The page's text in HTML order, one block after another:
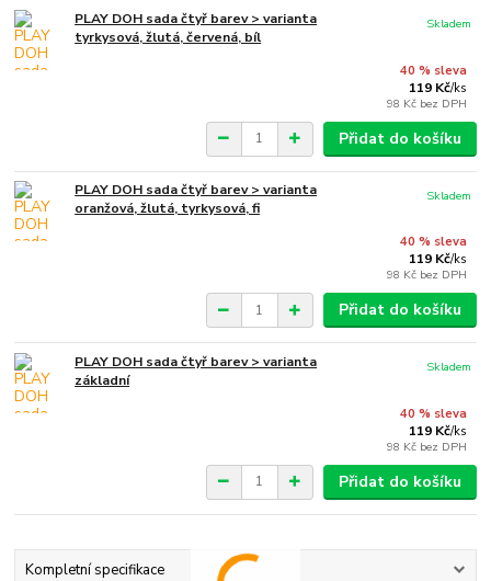
PLAY DOH sada čtyř barev > varianta
tyrkysová, žlutá, červená, bíl
40 % sleva
119 Kč/ks
98 Kč bez DPH
Skladem
Přidat do košíku
PLAY DOH sada čtyř barev > varianta
oranžová, žlutá, tyrkysová, fi
40 % sleva
119 Kč/ks
98 Kč bez DPH
Skladem
Přidat do košíku
PLAY DOH sada čtyř barev > varianta
základní
40 % sleva
119 Kč/ks
98 Kč bez DPH
Skladem
Přidat do košíku
Kompletní specifikace